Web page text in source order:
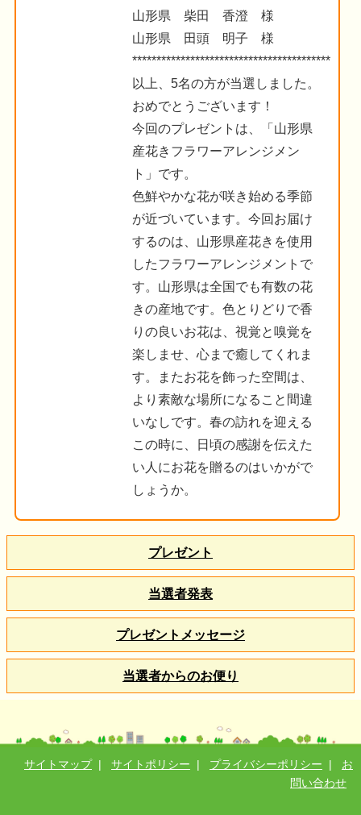
山形県 柴田 香澄 様
山形県 田頭 明子 様
以上、5名の方が当選しました。
おめでとうございます！
今回のプレゼントは、「山形県
産花きフラワーアレンジメン
ト」です。
色鮮やかな花が咲き始める季節
が近づいています。今回お届け
するのは、山形県産花きを使用
したフラワーアレンジメントで
す。山形県は全国でも有数の花
きの産地です。色とりどりで香
りの良いお花は、視覚と嗅覚を
楽しませ、心まで癒してくれま
す。またお花を飾った空間は、
より素敵な場所になること間違
いなしです。春の訪れを迎える
この時に、日頃の感謝を伝えた
い人にお花を贈るのはいかがで
しょうか。
プレゼント
当選者発表
プレゼントメッセージ
当選者からのお便り
サイトマップ | サイトポリシー | プライバシーポリシー |
お
問い合わせ